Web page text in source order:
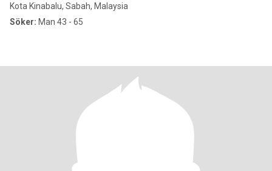
Kota Kinabalu, Sabah, Malaysia
Söker: Man 43 - 65